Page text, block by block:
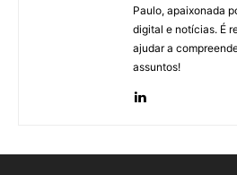
Paulo, apaixonada
digital e notícias. É
ajudar a
assuntos!